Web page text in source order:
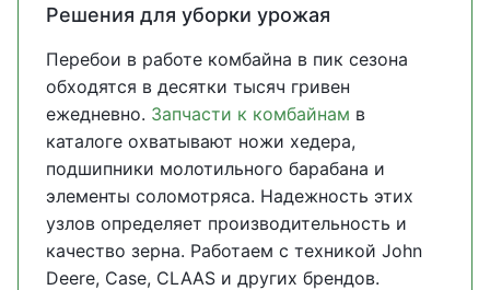
Решения для уборки урожая
Перебои в работе комбайна в пик сезона
обходятся в десятки тысяч гривен
ежедневно. Запчасти к комбайнам в
каталоге охватывают ножи хедера,
подшипники молотильного барабана и
элементы соломотряса. Надежность этих
узлов определяет производительность и
качество зерна. Работаем с техникой John
Deere, Case, CLAAS и других брендов.